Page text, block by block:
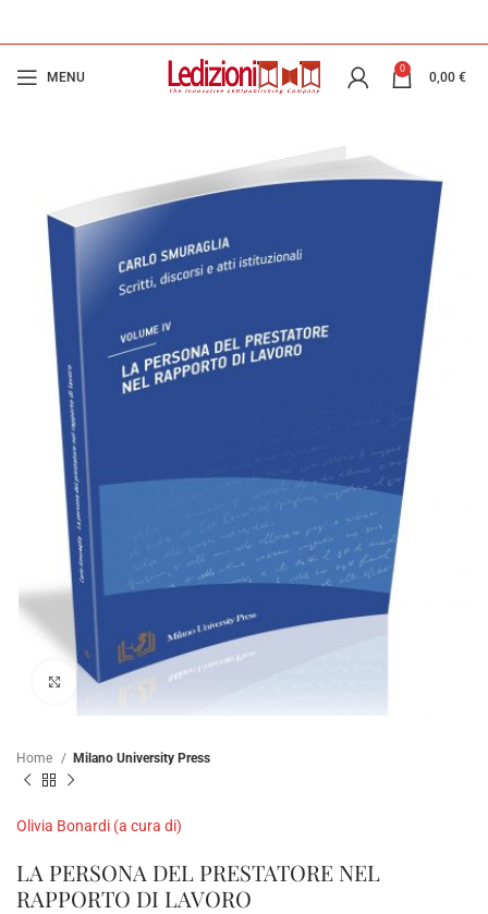
MENU
0
0,00 €
Click to enlarge
Home Milano University Press
Olivia Bonardi (a cura di)
LA PERSONA DEL PRESTATORE NEL
RAPPORTO DI LAVORO